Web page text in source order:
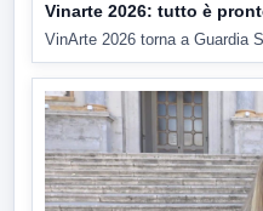
Vinarte 2026: tutto è
VinArte 2026 torna a Guardia